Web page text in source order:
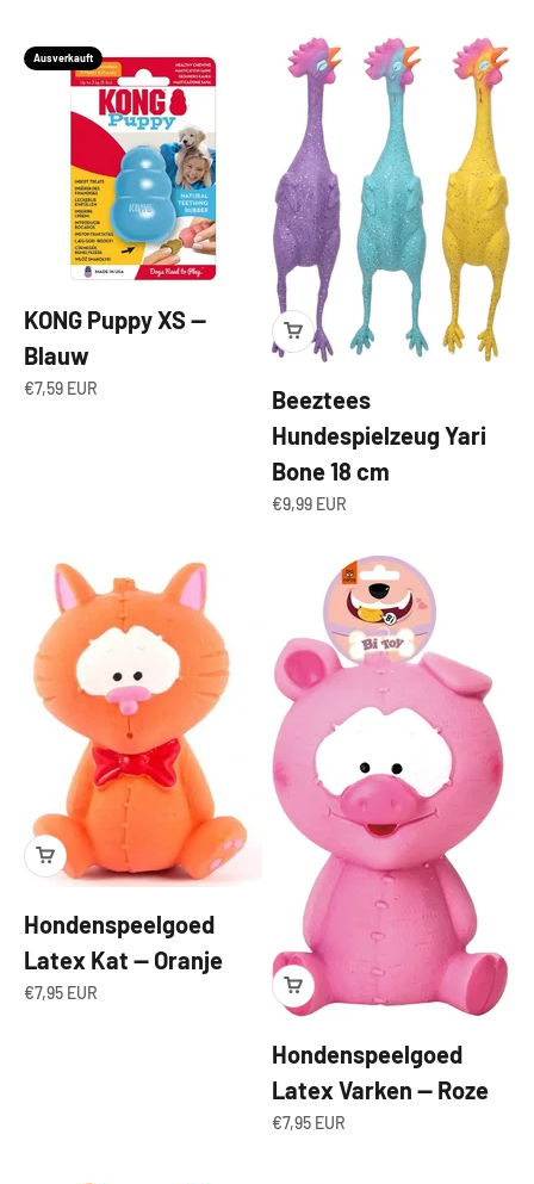
Ausverkauft
KONG Puppy XS —
Blauw
Angebot
€7,59 EUR
Beeztees
Hundespielzeug Yari
Bone 18 cm
Angebot
€9,99 EUR
Hondenspeelgoed
Latex Kat — Oranje
Angebot
€7,95 EUR
Hondenspeelgoed
Latex Varken — Roze
Angebot
€7,95 EUR